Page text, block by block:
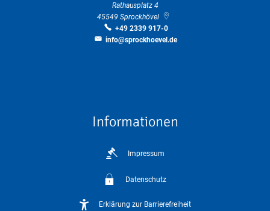
Rathausplatz 4
45549 Sprockhövel
+49 2339 917-0
info@sprockhoevel.de
Informationen
Impressum
Datenschutz
Erklärung zur Barrierefreiheit